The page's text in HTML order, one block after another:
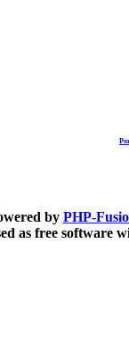
by PHP-
as free software